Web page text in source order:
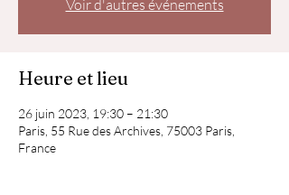
Voir d'autres événements
Heure et lieu
26 juin 2023, 19:30 – 21:30
Paris, 55 Rue des Archives, 75003 Paris,
France